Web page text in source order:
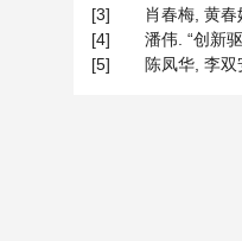
[3]
肖春梅, 黄
[4]
潘伟. “创新
[5]
陈凤华, 李